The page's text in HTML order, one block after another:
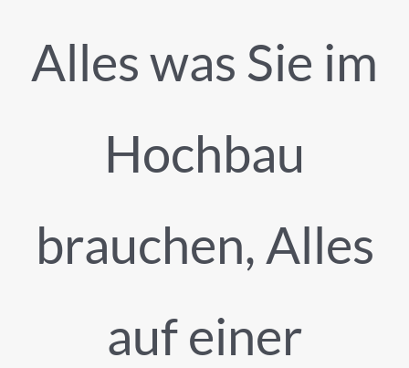
Alles was Sie im
Hochbau
brauchen, Alles
auf einer